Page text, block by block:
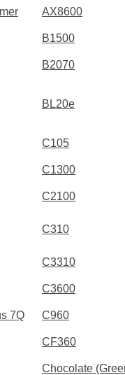
AX8600
B1500
B2070
BL20e
C105
C1300
C2100
C310
C3310
C3600
7Q C960
CF360
Chocolate